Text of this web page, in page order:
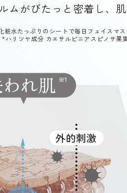
ムがぴたっと密着し、
粧水たっぷりのシートで毎日フェイスマ
*ハリツヤ成分 カエサルピニアスピノサ果